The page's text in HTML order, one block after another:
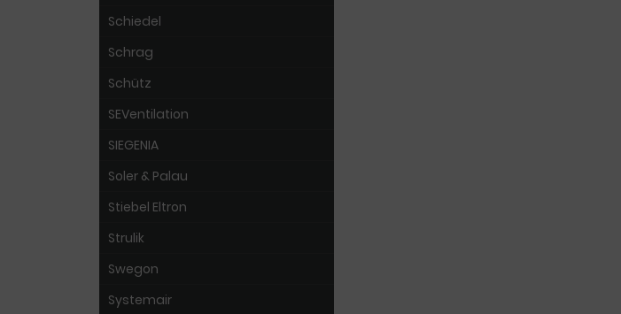
Schiedel
Schrag
Schütz
SEVentilation
SIEGENIA
Soler & Palau
Stiebel Eltron
Strulik
Swegon
Systemair